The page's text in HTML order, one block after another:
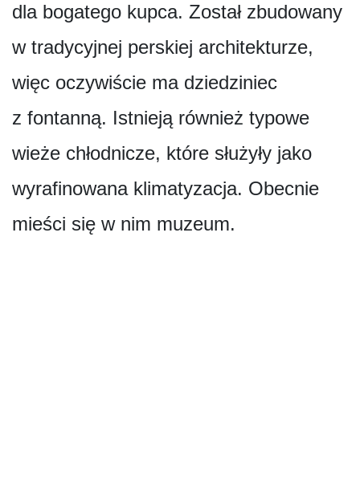
dla bogatego kupca. Został zbudowany
w tradycyjnej perskiej architekturze,
więc oczywiście ma dziedziniec
z fontanną. Istnieją również typowe
wieże chłodnicze, które służyły jako
wyrafinowana klimatyzacja. Obecnie
mieści się w nim muzeum.